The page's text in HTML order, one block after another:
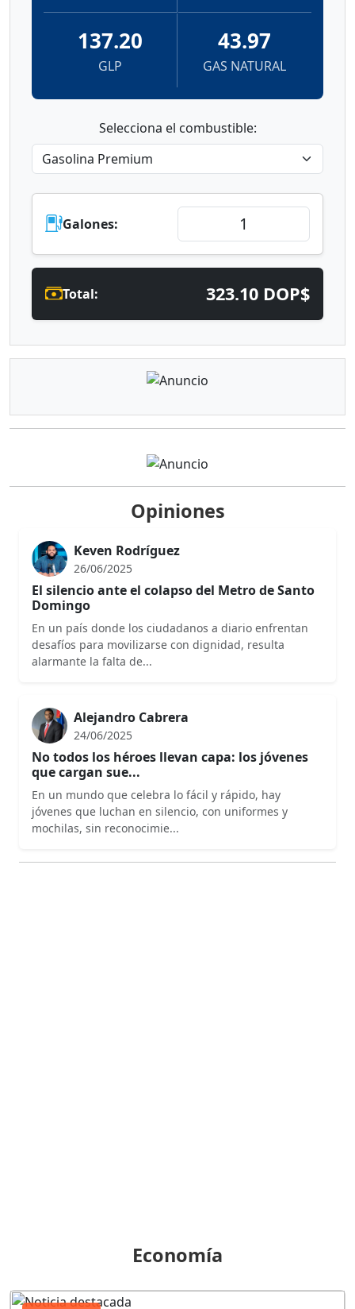
137.20
GLP
43.97
GAS NATURAL
Selecciona el combustible:
Galones:
Total: 323.10 DOP$
Opiniones
Keven Rodríguez
26/06/2025
El silencio ante el colapso del Metro de Santo
Domingo
En un país donde los ciudadanos a diario enfrentan
desafíos para movilizarse con dignidad, resulta
alarmante la falta de...
Alejandro Cabrera
24/06/2025
No todos los héroes llevan capa: los jóvenes
que cargan sue...
En un mundo que celebra lo fácil y rápido, hay
jóvenes que luchan en silencio, con uniformes y
mochilas, sin reconocimie...
Economía